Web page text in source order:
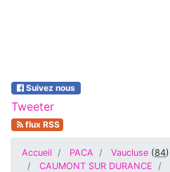
Suivez nous
Tweeter
flux RSS
Accueil PACA Vaucluse (84)
CAUMONT SUR DURANCE